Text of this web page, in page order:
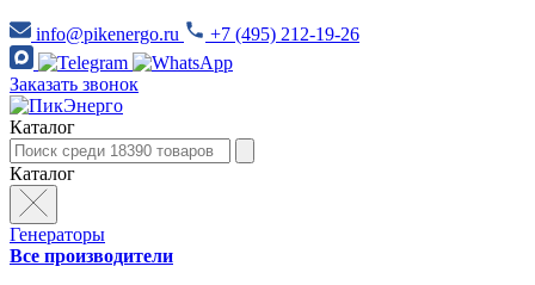
info@pikenergo.ru +7 (495) 212-19-26
Заказать звонок
Каталог
Каталог
Генераторы
Все производители